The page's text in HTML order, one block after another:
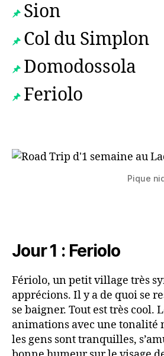
Sion
Col du Simplon
Domodossola
Feriolo
Pique
Jour 1 : Feriolo
Fériolo, un petit village très
apprécions. Il y a de quoi se
se baigner. Tout est très cool.
animations avec une tonalité
les gens sont tranquilles,